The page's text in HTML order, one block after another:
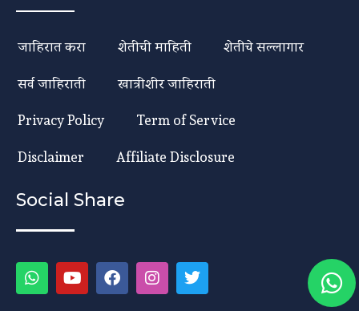
जाहिरात करा शेतीची माहिती
शेतीचे सल्लागार
सर्व जाहिराती
खात्रीशीर जाहिराती
Privacy Policy
Term of Service
Disclaimer
Affiliate Disclosure
Social Share